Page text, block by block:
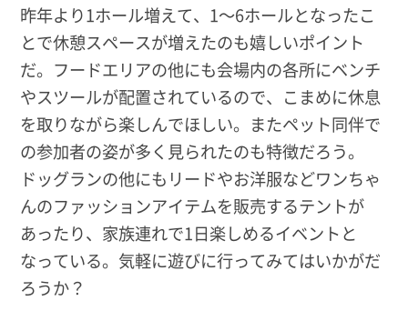
昨年より1ホール増えて、1～6ホールとなったこ
とで休憩スペースが増えたのも嬉しいポイント
だ。フードエリアの他にも会場内の各所にベンチ
やスツールが配置されているので、こまめに休息
を取りながら楽しんでほしい。またペット同伴で
の参加者の姿が多く見られたのも特徴だろう。
ドッグランの他にもリードやお洋服などワンちゃ
んのファッションアイテムを販売するテントが
あったり、家族連れで1日楽しめるイベントと
なっている。気軽に遊びに行ってみてはいかがだ
ろうか？